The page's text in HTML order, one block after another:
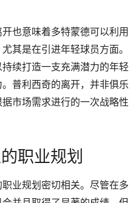
也意味着多特蒙德可以利用
其是在引进年轻球员方面。
续打造一支充满潜力的年轻
普利西奇的离开，并非俱乐
市场需求进行的一次战略性
职业规划
业规划密切相关。尽管在多